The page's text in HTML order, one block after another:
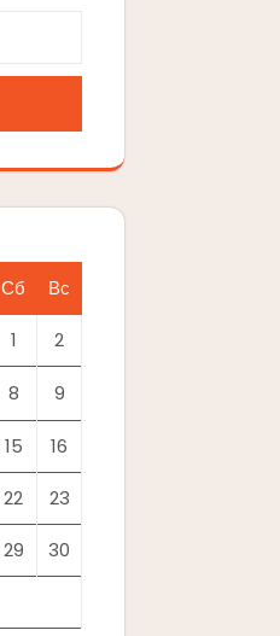
Сб Вс
1 2
8 9
15 16
22 23
29 30